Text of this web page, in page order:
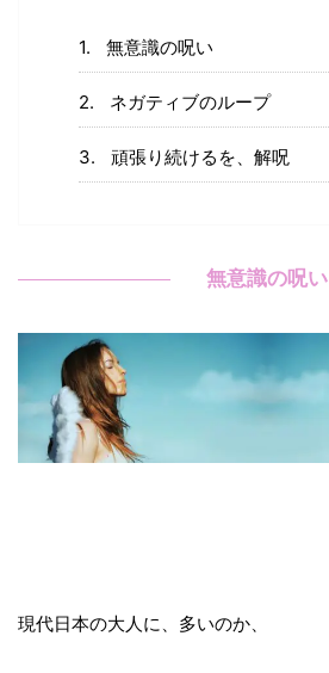
無意識の呪い
ネガティブのループ
頑張り続けるを、解呪
無意識の呪い
現代日本の大人に、多いのか、